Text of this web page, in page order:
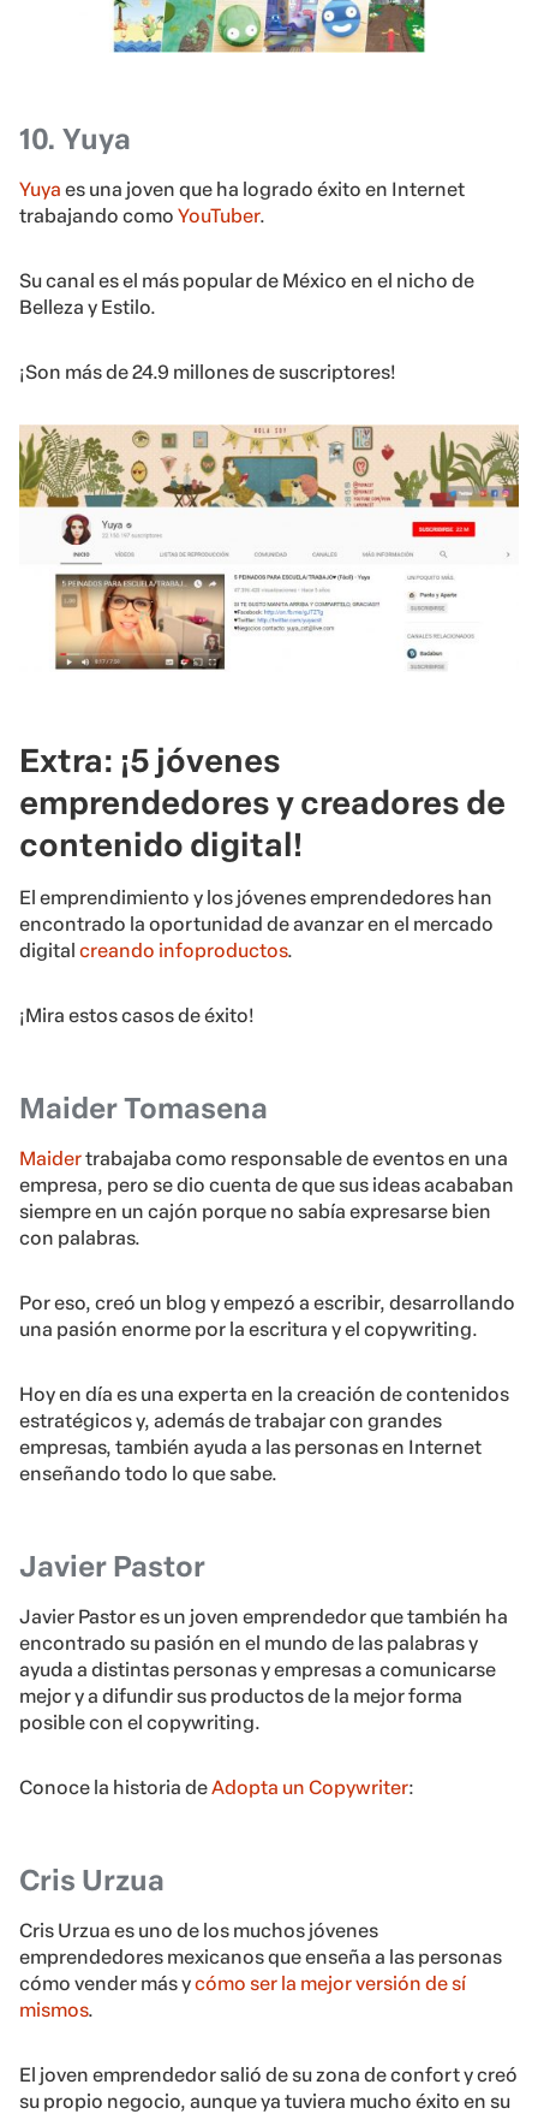
10. Yuya
Yuya es una joven que ha logrado éxito en Internet
trabajando como YouTuber.
Su canal es el más popular de México en el nicho de
Belleza y Estilo.
¡Son más de 24.9 millones de suscriptores!
Extra: ¡5 jóvenes
emprendedores y creadores de
contenido digital!
El emprendimiento y los jóvenes emprendedores han
encontrado la oportunidad de avanzar en el mercado
digital creando infoproductos.
¡Mira estos casos de éxito!
Maider Tomasena
Maidertrabajaba como responsable de eventos en una
empresa, pero se dio cuenta de que sus ideas acababan
siempre en un cajón porque no sabía expresarse bien
con palabras.
Por eso, creó un blog y empezó a escribir, desarrollando
una pasión enorme por la escritura y el copywriting.
Hoy en día es una experta en la creación de contenidos
estratégicos y, además de trabajar con grandes
empresas, también ayuda a las personas en Internet
enseñando todo lo que sabe.
Javier Pastor
Javier Pastor es un joven emprendedor que también ha
encontrado su pasión en el mundo de las palabras y
ayuda a distintas personas y empresas a comunicarse
mejor y a difundir sus productos de la mejor forma
posible con el copywriting.
Conoce la historia deAdopta un Copywriter:
Cris Urzua
Cris Urzua es uno de los muchos jóvenes
emprendedores mexicanos que enseña a las personas
cómo vender más ycómo ser la mejor versión de sí
mismos.
El joven emprendedor salió de su zona de confort y creó
su propio negocio, aunque ya tuviera mucho éxito en su